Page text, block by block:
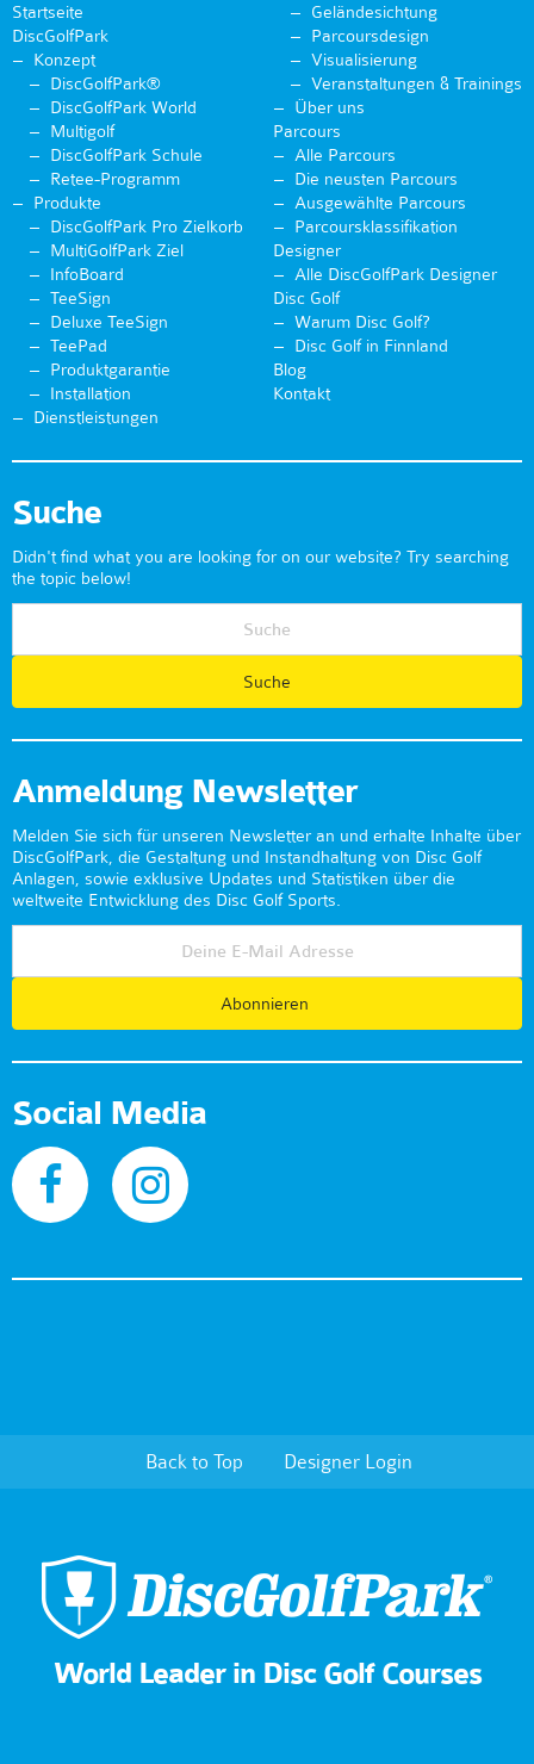
Startseite
DiscGolfPark
Konzept
DiscGolfPark®
DiscGolfPark World
Multigolf
DiscGolfPark Schule
Retee-Programm
Produkte
DiscGolfPark Pro Zielkorb
MultiGolfPark Ziel
InfoBoard
TeeSign
Deluxe TeeSign
TeePad
Produktgarantie
Installation
Dienstleistungen
Geländesichtung
Parcoursdesign
Visualisierung
Veranstaltungen & Trainings
Über uns
Parcours
Alle Parcours
Die neusten Parcours
Ausgewählte Parcours
Parcoursklassifikation
Designer
Alle DiscGolfPark Designer
Disc Golf
Warum Disc Golf?
Disc Golf in Finnland
Blog
Kontakt
Suche
Didn't find what you are looking for on our website? Try searching
the topic below!
Anmeldung Newsletter
Melden Sie sich für unseren Newsletter an und erhalte Inhalte über
DiscGolfPark, die Gestaltung und Instandhaltung von Disc Golf
Anlagen, sowie exklusive Updates und Statistiken über die
weltweite Entwicklung des Disc Golf Sports.
Abonnieren
Social Media
Back to Top Designer Login
World Leader in Disc Golf Courses